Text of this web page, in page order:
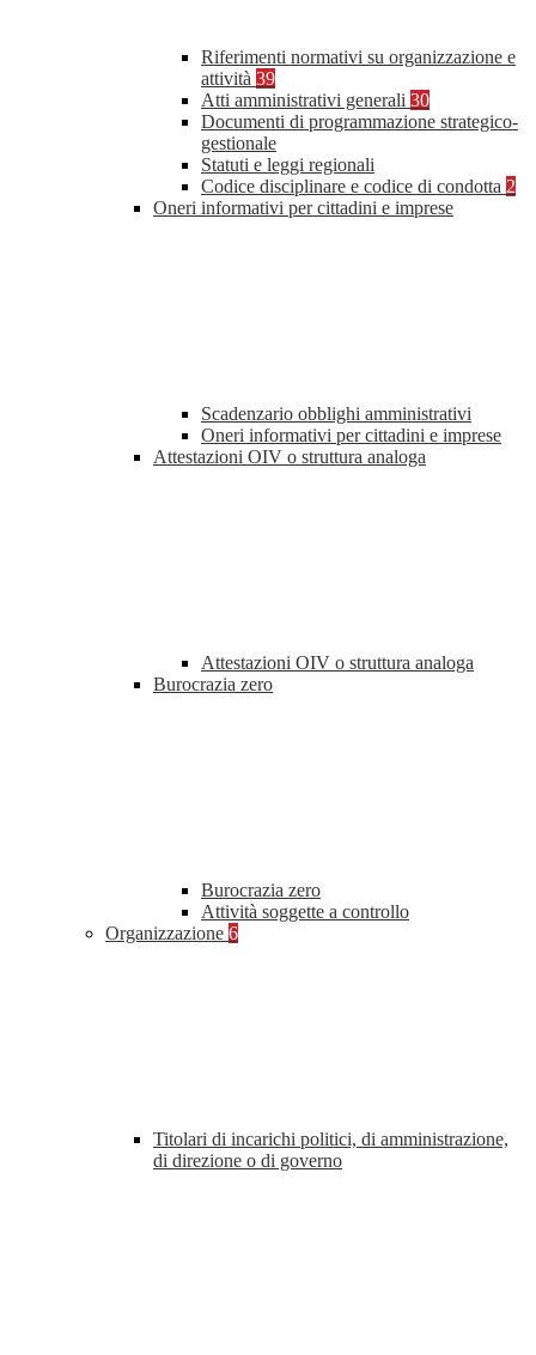
Riferimenti normativi su organizzazione e
attività 39
Atti amministrativi generali 30
Documenti di programmazione strategico-
gestionale
Statuti e leggi regionali
Codice disciplinare e codice di condotta 2
Oneri informativi per cittadini e imprese
Scadenzario obblighi amministrativi
Oneri informativi per cittadini e imprese
Attestazioni OIV o struttura analoga
Attestazioni OIV o struttura analoga
Burocrazia zero
Burocrazia zero
Attività soggette a controllo
Organizzazione 6
Titolari di incarichi politici, di amministrazione,
di direzione o di governo